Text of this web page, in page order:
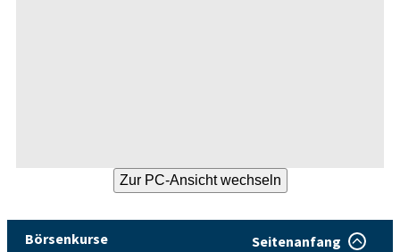
Börsenkurse Seitenanfang